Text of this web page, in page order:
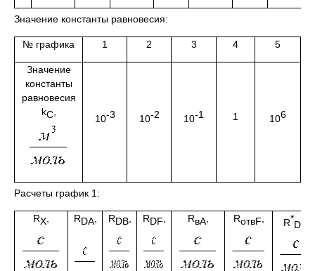
Значение константы равновесия:
№ графика 1 2 3 4 5
Значение
константы
равновесия
kC,
10-3 10-2 10-1 1 106
Расчеты график 1:
RX RDA RDB RDF RвA RотвF R*
DA